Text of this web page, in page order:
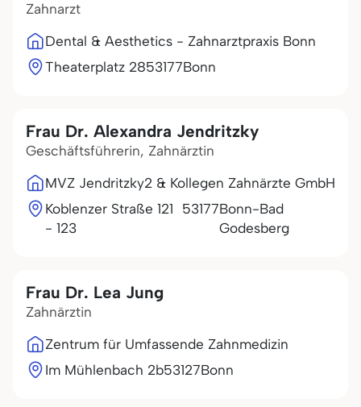
Zahnarzt
Dental & Aesthetics - Zahnarztpraxis Bonn
Theaterplatz 2853177Bonn
Frau Dr. Alexandra Jendritzky
Geschäftsführerin, Zahnärztin
MVZ Jendritzky2 & Kollegen Zahnärzte GmbH
Koblenzer Straße 121
- 123
53177Bonn-Bad
Godesberg
Frau Dr. Lea Jung
Zahnärztin
Zentrum für Umfassende Zahnmedizin
Im Mühlenbach 2b53127Bonn